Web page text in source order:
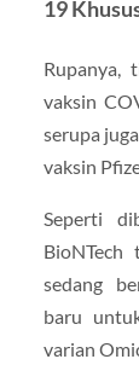
19
Rupanya,
vaksin
serupa
vaksin
Seperti
sedang
baru
varian